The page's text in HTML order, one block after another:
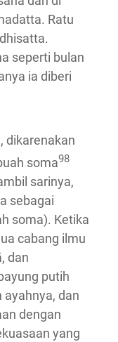
Ratu
seperti bulan
ia diberi
dikarenakan
soma98
sarinya,
sebagai
soma). Ketika
cabang ilmu
dan
putih
ayahnya, dan
dengan
yang